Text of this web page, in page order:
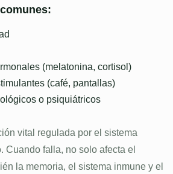
(melatonina, cortisol)
(café, pantallas)
o psiquiátricos
vital regulada por el sistema
Cuando falla, no solo afecta el
la memoria, el sistema inmune y el